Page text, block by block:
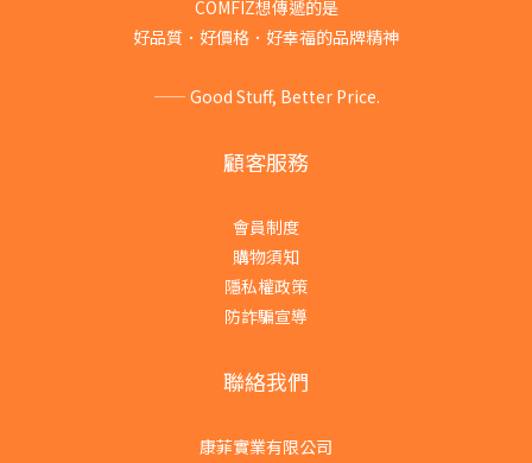
COMFIZ想傳遞的是
好品質．好價格．好幸福的品牌精神
—— Good Stuff, Better Price.
顧客服務
會員制度
購物須知
隱私權政策
防詐騙宣導
聯絡我們
康菲實業有限公司